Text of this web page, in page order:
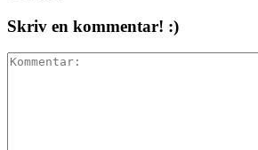
Skriv en kommentar! :)